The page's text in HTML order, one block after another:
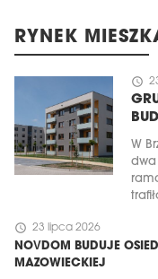
RYNEK
schedule
W
dwa
schedule 23 lipca 2026
NOVDOM BUDUJE
MAZOWIECKIEJ